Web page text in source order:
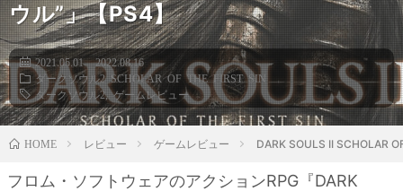
ウル”」【PS4】
2021.05.01
2022.08.16
ダークソウル2 SCHOLAR OF THE FIRST SIN
ダークソウル2,ゲームレビュー
HOME レビュー ゲームレビュー DARK SOULS II SCHOLAR
フロム・ソフトウェアのアクションRPG『DARK